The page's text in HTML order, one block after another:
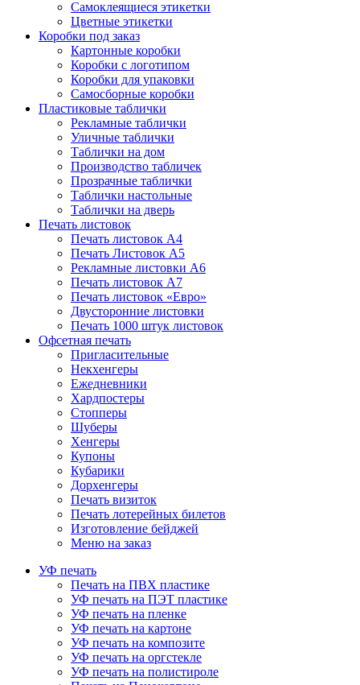
Самоклеящиеся этикетки
Цветные этикетки
Коробки под заказ
Картонные коробки
Коробки с логотипом
Коробки для упаковки
Самосборные коробки
Пластиковые таблички
Рекламные таблички
Уличные таблички
Таблички на дом
Производство табличек
Прозрачные таблички
Таблички настольные
Таблички на дверь
Печать листовок
Печать листовок А4
Печать Листовок А5
Рекламные листовки А6
Печать листовок А7
Печать листовок «Евро»
Двусторонние листовки
Печать 1000 штук листовок
Офсетная печать
Пригласительные
Некхенгеры
Ежедневники
Хардпостеры
Стопперы
Шуберы
Хенгеры
Купоны
Кубарики
Дорхенгеры
Печать визиток
Печать лотерейных билетов
Изготовление бейджей
Меню на заказ
УФ печать
Печать на ПВХ пластике
УФ печать на ПЭТ пластике
УФ печать на пленке
УФ печать на картоне
УФ печать на композите
УФ печать на оргстекле
УФ печать на полистироле